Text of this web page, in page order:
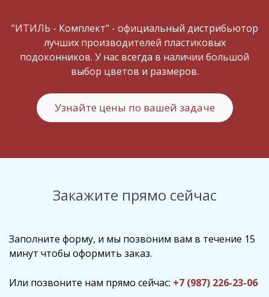
"ИТИЛЬ - Комплект" - официальный дистрибьютор
лучших производителей пластиковых
подоконников. У нас всегда в наличии большой
выбор цветов и размеров.
Узнайте цены по вашей задаче
Закажите прямо сейчас
Заполните форму, и мы позвоним вам в течение 15
минут чтобы оформить заказ.
Или позвоните нам прямо сейчас: +7 (987) 226-23-06